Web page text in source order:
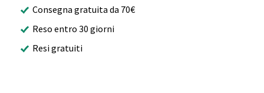
Consegna gratuita da 70€
Reso entro 30 giorni
Resi gratuiti